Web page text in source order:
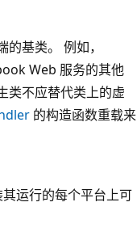
基类。 例如，
Web 服务的其他
类不应替代类上的虚
的构造函数重载来
运行的每个平台上可